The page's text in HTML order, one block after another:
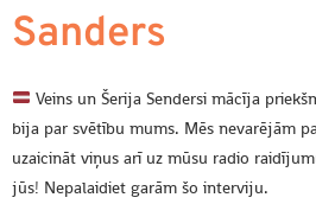
Sanders
Veins un Šerija Sendersi mācīja
bija par svētību mums. Mēs nevarējām
uzaicināt viņus arī uz mūsu radio
jūs! Nepalaidiet garām šo interviju.